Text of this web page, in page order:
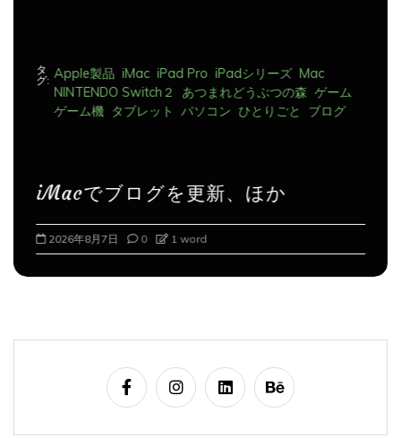
NINTENDO Switch２ あつまれどうぶつの森 ゲーム
ゲーム機 タブレット パソコン ひとりごと ブログ